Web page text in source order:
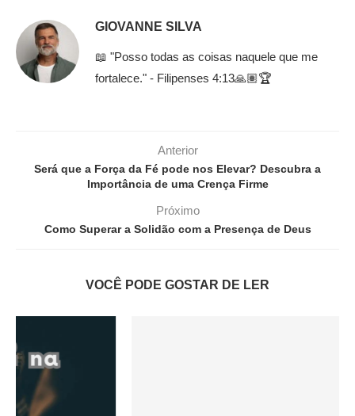
GIOVANNE SILVA
📖 "Posso todas as coisas naquele que me
fortalece." - Filipenses 4:13🙏🏽🏆
Anterior
Será que a Força da Fé pode nos Elevar? Descubra a
Importância de uma Crença Firme
Próximo
Como Superar a Solidão com a Presença de Deus
VOCÊ PODE GOSTAR DE LER